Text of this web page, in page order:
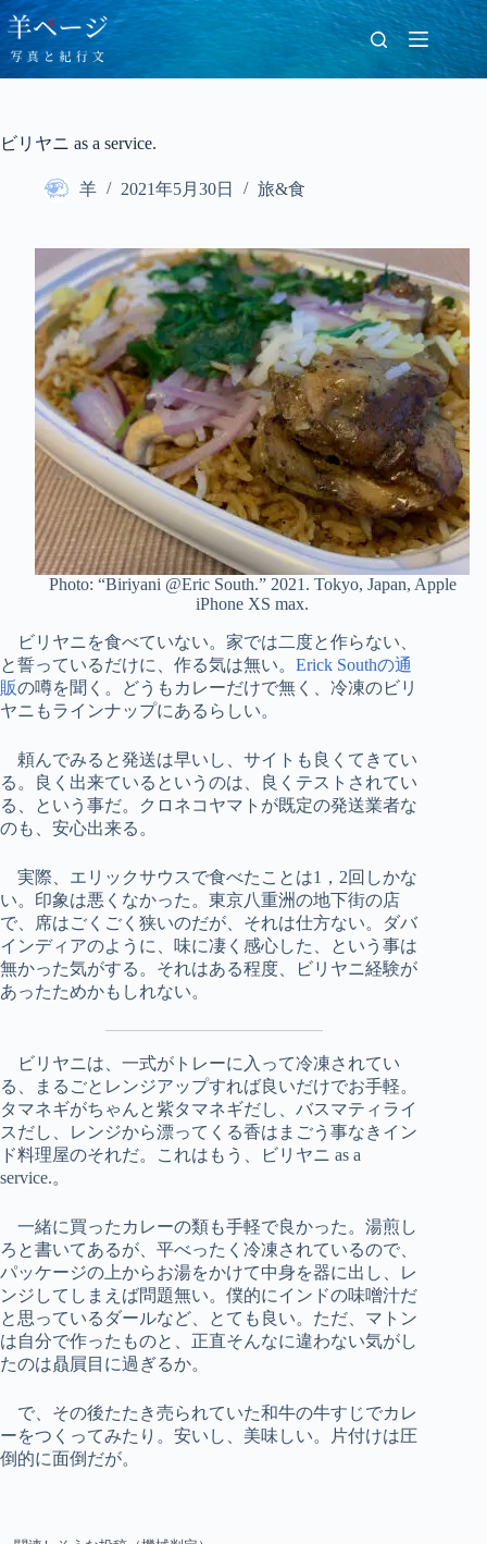
コ
ン
テ
ン
ス
ビリヤニ as a service.
羊 2021年5月30日 旅&食
Photo: “Biriyani @Eric South.” 2021. Tokyo, Japan, Apple
iPhone XS max.
ビリヤニを食べていない。家では二度と作らない、
と誓っているだけに、作る気は無い。 Erick Southの通
販の噂を聞く。どうもカレーだけで無く、冷凍のビリ
ヤニもラインナップにあるらしい。
頼んでみると発送は早いし、サイトも良くてきてい
る。良く出来ているというのは、良くテストされてい
る、という事だ。クロネコヤマトが既定の発送業者な
のも、安心出来る。
実際、エリックサウスで食べたことは1，2回しかな
い。印象は悪くなかった。東京八重洲の地下街の店
で、席はごくごく狭いのだが、それは仕方ない。ダバ
インディアのように、味に凄く感心した、という事は
無かった気がする。それはある程度、ビリヤニ経験が
あったためかもしれない。
ビリヤニは、一式がトレーに入って冷凍されてい
る、まるごとレンジアップすれば良いだけでお手軽。
タマネギがちゃんと紫タマネギだし、バスマティライ
スだし、レンジから漂ってくる香はまごう事なきイン
ド料理屋のそれだ。これはもう、ビリヤニ as a
service.。
一緒に買ったカレーの類も手軽で良かった。湯煎し
ろと書いてあるが、平べったく冷凍されているので、
パッケージの上からお湯をかけて中身を器に出し、レ
ンジしてしまえば問題無い。僕的にインドの味噌汁だ
と思っているダールなど、とても良い。ただ、マトン
は自分で作ったものと、正直そんなに違わない気がし
たのは贔屓目に過ぎるか。
で、その後たたき売られていた和牛の牛すじでカレ
ーをつくってみたり。安いし、美味しい。片付けは圧
倒的に面倒だが。